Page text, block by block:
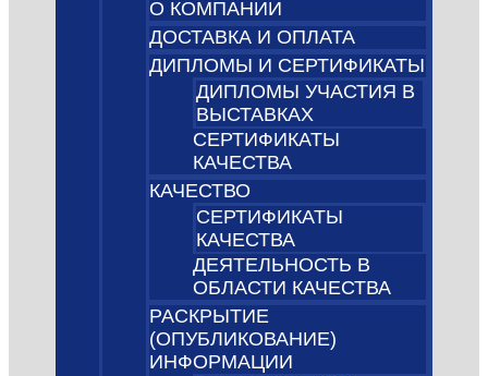
О КОМПАНИИ
ДОСТАВКА И ОПЛАТА
ДИПЛОМЫ И СЕРТИФИКАТЫ
ДИПЛОМЫ УЧАСТИЯ В
ВЫСТАВКАХ
СЕРТИФИКАТЫ
КАЧЕСТВА
КАЧЕСТВО
СЕРТИФИКАТЫ
КАЧЕСТВА
ДЕЯТЕЛЬНОСТЬ В
ОБЛАСТИ КАЧЕСТВА
РАСКРЫТИЕ
(ОПУБЛИКОВАНИЕ)
ИНФОРМАЦИИ